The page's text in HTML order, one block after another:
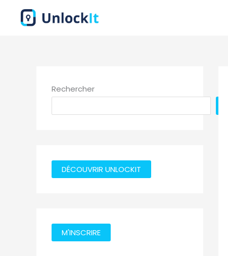
contenu
Rechercher
DÉCOUVRIR UNLOCKIT
M'INSCRIRE